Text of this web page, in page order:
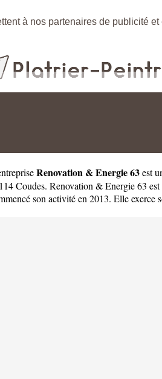
à nos partenaires de publicité
Renovation & Energie 63est
Coudes. Renovation & Energie 63
son activité en 2013. Elle exerce